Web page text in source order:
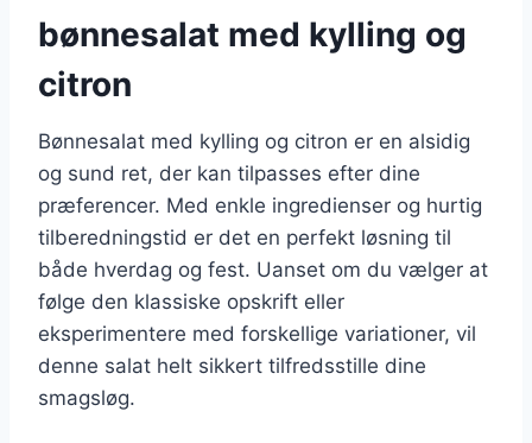
bønnesalat med kylling og
citron
Bønnesalat med kylling og citron er en alsidig
og sund ret, der kan tilpasses efter dine
præferencer. Med enkle ingredienser og hurtig
tilberedningstid er det en perfekt løsning til
både hverdag og fest. Uanset om du vælger at
følge den klassiske opskrift eller
eksperimentere med forskellige variationer, vil
denne salat helt sikkert tilfredsstille dine
smagsløg.